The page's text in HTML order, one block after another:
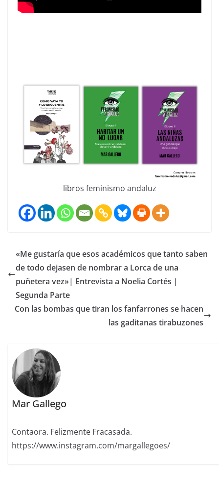
libros feminismo andaluz
«Me gustaría que esos académicos que tanto saben
de todo dejasen de nombrar a Lorca de una
puñetera vez»| Entrevista a Noelia Cortés |
Segunda Parte
Con las bombas que tiran los fanfarrones se hacen
las gaditanas tirabuzones
Mar Gallego
Contaora. Felizmente Fracasada.
https://www.instagram.com/margallegoes/